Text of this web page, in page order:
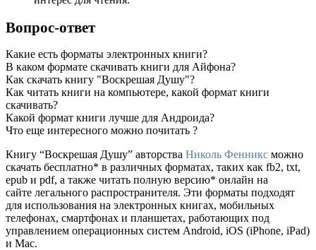
Вопрос-ответ
Какие есть форматы электронных книги?
В каком формате скачивать книги для Айфона?
Как скачать книгу "Воскрешая Душу"?
Как читать книги на компьютере, какой формат книги
скачивать?
Какой формат книги лучше для Андроида?
Что еще интересного можно почитать ?
Книгу “Воскрешая Душу” авторства Николь Фенникс можно
скачать бесплатно* в различных форматах, таких как fb2, txt,
epub и pdf, а также читать полную версию* онлайн на
сайте легального распространителя. Эти форматы подходят
для использования на электронных книгах, мобильных
телефонах, смартфонах и планшетах, работающих под
управлением операционных систем Android, iOS (iPhone, iPad)
и Mac.